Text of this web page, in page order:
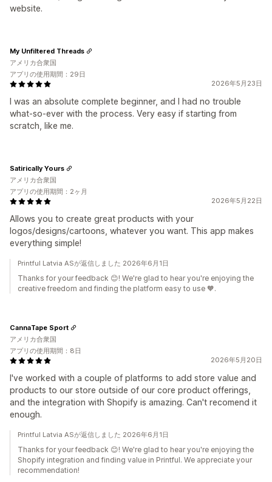
website.
2026年5月23日
I was an absolute complete beginner, and I had no trouble
what-so-ever with the process. Very easy if starting from
scratch, like me.
My Unfiltered Threads
アメリカ合衆国
アプリの使用期間：29日
2026年5月22日
Allows you to create great products with your
logos/designs/cartoons, whatever you want. This app makes
everything simple!
Satirically Yours
アメリカ合衆国
アプリの使用期間：2ヶ月
Printful Latvia ASが返信しました 2026年6月1日
Thanks for your feedback 😊! We're glad to hear you're enjoying the
creative freedom and finding the platform easy to use 🧡.
2026年5月20日
I've worked with a couple of platforms to add store value and
products to our store outside of our core product offerings,
and the integration with Shopify is amazing. Can't recomend it
enough.
CannaTape Sport
アメリカ合衆国
アプリの使用期間：8日
Printful Latvia ASが返信しました 2026年6月1日
Thanks for your feedback 😊! We're glad to hear you're enjoying the
Shopify integration and finding value in Printful. We appreciate your
recommendation!